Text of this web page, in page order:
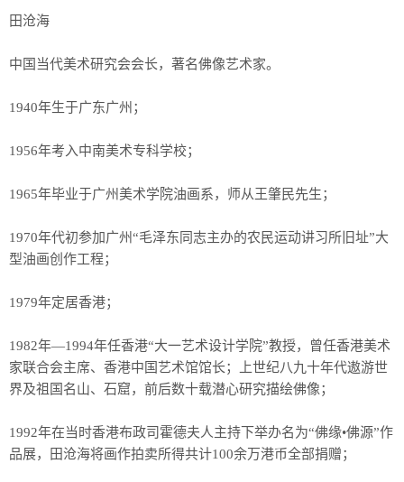
田沧海
中国当代美术研究会会长，著名佛像艺术家。
1940年生于广东广州；
1956年考入中南美术专科学校；
1965年毕业于广州美术学院油画系，师从王肇民先生；
1970年代初参加广州“毛泽东同志主办的农民运动讲习所旧址”大
型油画创作工程；
1979年定居香港；
1982年—1994年任香港“大一艺术设计学院”教授，曾任香港美术
家联合会主席、香港中国艺术馆馆长；上世纪八九十年代遨游世
界及祖国名山、石窟，前后数十载潜心研究描绘佛像；
1992年在当时香港布政司霍德夫人主持下举办名为“佛缘•佛源”作
品展，田沧海将画作拍卖所得共计100余万港币全部捐赠；